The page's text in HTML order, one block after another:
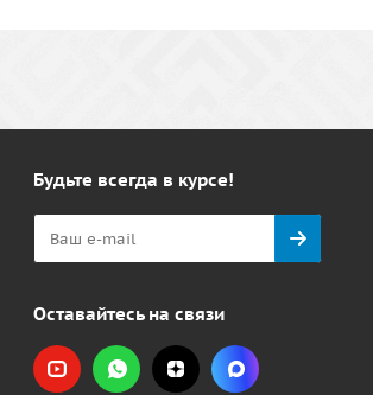
Будьте всегда в курсе!
Оставайтесь на связи